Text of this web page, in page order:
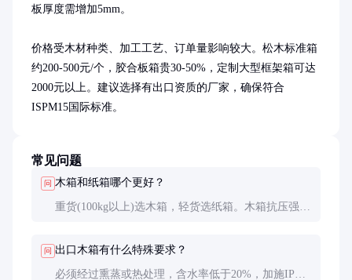
板厚度需增加5mm。
价格受木材种类、加工工艺、订单量影响较大。松木标准箱
约200-500元/个，胶合板箱贵30-50%，定制大型框架箱可达
2000元以上。建议选择有出口资质的厂家，确保符合
ISPM15国际标准。
常见问题
问 木箱和纸箱哪个更好？
重货(100kg以上)选木箱，轻货选纸箱。木箱抗压强度
问 出口木箱有什么特殊要求？
必须经过熏蒸或热处理，含水率低于20%，加施IPPC